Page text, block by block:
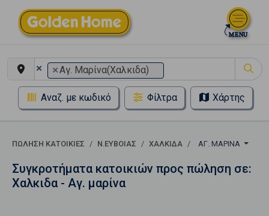
× ×Αγ. Μαρίνα(Χαλκιδα)
Αναζ. με κωδικό Φίλτρα Χάρτης
ΠΏΛΗΣΗ ΚΑΤΟΙΚΊΕΣ Ν.ΕΥΒΟΙΑΣ ΧΑΛΚΙΔΑ ΑΓ. ΜΑΡΊΝΑ
Συγκροτήματα κατοικιών προς πώληση σε:
Χαλκιδα - Αγ. μαρίνα